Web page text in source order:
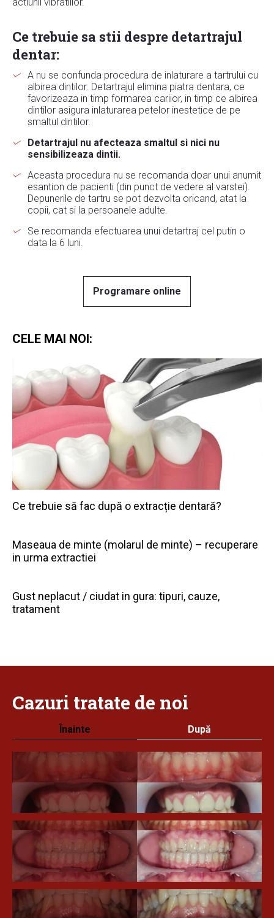
Ce trebuie sa stii despre detartrajul
dentar:
A nu se confunda procedura de inlaturare a tartrului cu
albirea dintilor. Detartrajul elimina piatra dentara, ce
favorizeaza in timp formarea cariior, in timp ce albirea
dintilor asigura inlaturarea petelor inestetice de pe
smaltul dintilor.
Detartrajul nu afecteaza smaltul si nici nu
sensibilizeaza dintii.
Aceasta procedura nu se recomanda doar unui anumit
esantion de pacienti (din punct de vedere al varstei).
Depunerile de tartru se pot dezvolta oricand, atat la
copii, cat si la persoanele adulte.
Se recomanda efectuarea unui detartraj cel putin o
data la 6 luni.
Programare online
CELE MAI NOI:
Ce trebuie să fac după o extracție dentară?
Maseaua de minte (molarul de minte) – recuperare
in urma extractiei
Gust neplacut / ciudat in gura: tipuri, cauze,
tratament
Cazuri tratate de noi
Înainte După